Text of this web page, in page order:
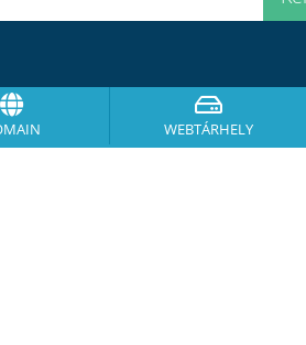
WEBTÁRHELY